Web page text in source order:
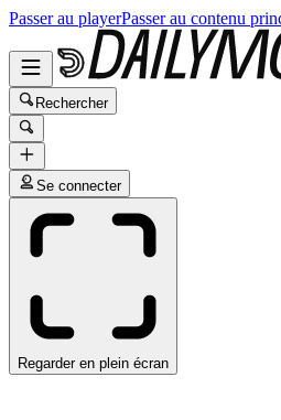
Passer au playerPasser au contenu
Rechercher
Se connecter
Regarder en plein écran